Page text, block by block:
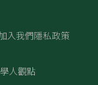
入我們隱私政策
人觀點